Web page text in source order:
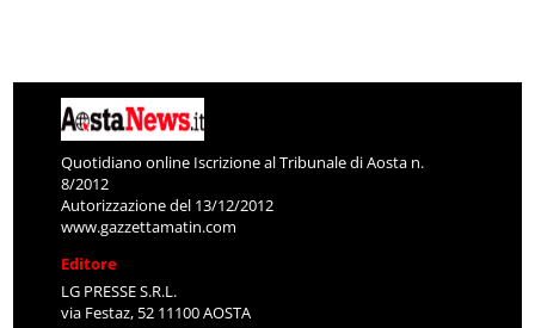
Quotidiano online Iscrizione al Tribunale di Aosta n.
8/2012
Autorizzazione del 13/12/2012
www.gazzettamatin.com
Editore
LG PRESSE S.R.L.
via Festaz, 52 11100 AOSTA